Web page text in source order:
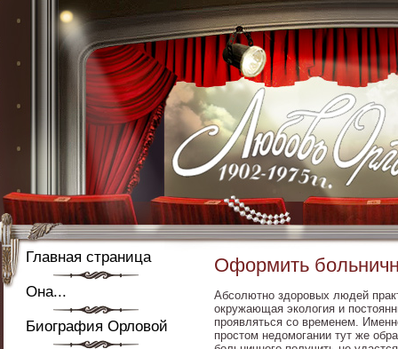
Главная страница
Она...
Биография Орловой
Оформить
Абсолютно здоровых людей
окружающая экология и
проявляться со временем.
простом недомогании тут же